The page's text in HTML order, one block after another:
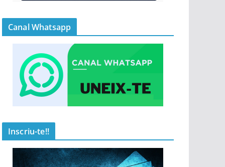
Canal Whatsapp
Inscriu-te!!